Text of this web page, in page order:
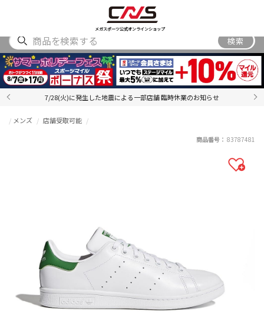
メガスポーツ公式オンラインショップ
ACCESSORY
検索
7/28(火)に発生した地震による一部店舗 臨時休業のお知らせ
メンズ 店舗受取可能
商品番号： 83787481